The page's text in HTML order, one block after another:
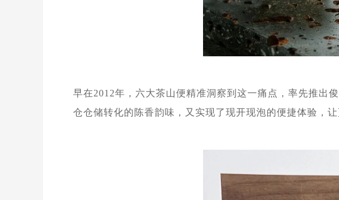
早在2012年，六大茶山便精准洞察到这一痛点，率先推出
仓仓储转化的陈香韵味，又实现了现开现泡的便捷体验，